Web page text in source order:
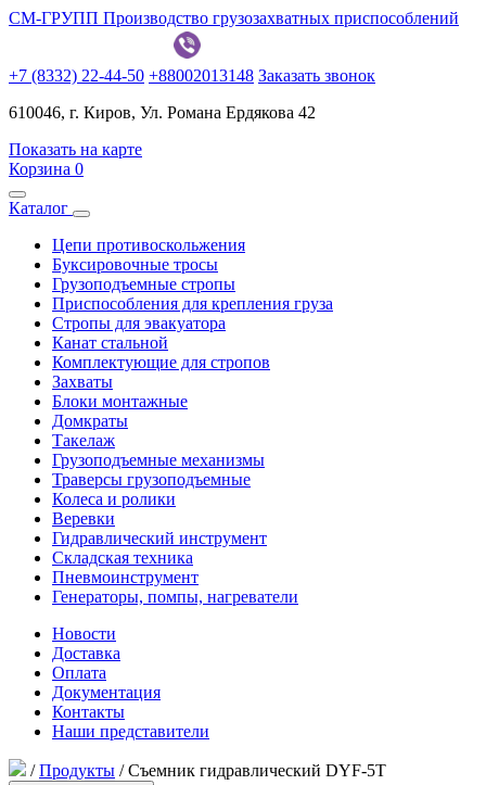
СМ-ГРУПП Производство грузозахватных приспособлений
+7 (8332) 22-44-50 +88002013148 Заказать звонок
610046, г. Киров, Ул. Романа Ердякова 42
Показать на карте
Корзина 0
Каталог
Цепи противоскольжения
Буксировочные тросы
Грузоподъемные стропы
Приспособления для крепления груза
Стропы для эвакуатора
Канат стальной
Комплектующие для стропов
Захваты
Блоки монтажные
Домкраты
Такелаж
Грузоподъемные механизмы
Траверсы грузоподъемные
Колеса и ролики
Веревки
Гидравлический инструмент
Складская техника
Пневмоинструмент
Генераторы, помпы, нагреватели
Новости
Доставка
Оплата
Документация
Контакты
Наши представители
/Продукты /Съемник гидравлический DYF-5T